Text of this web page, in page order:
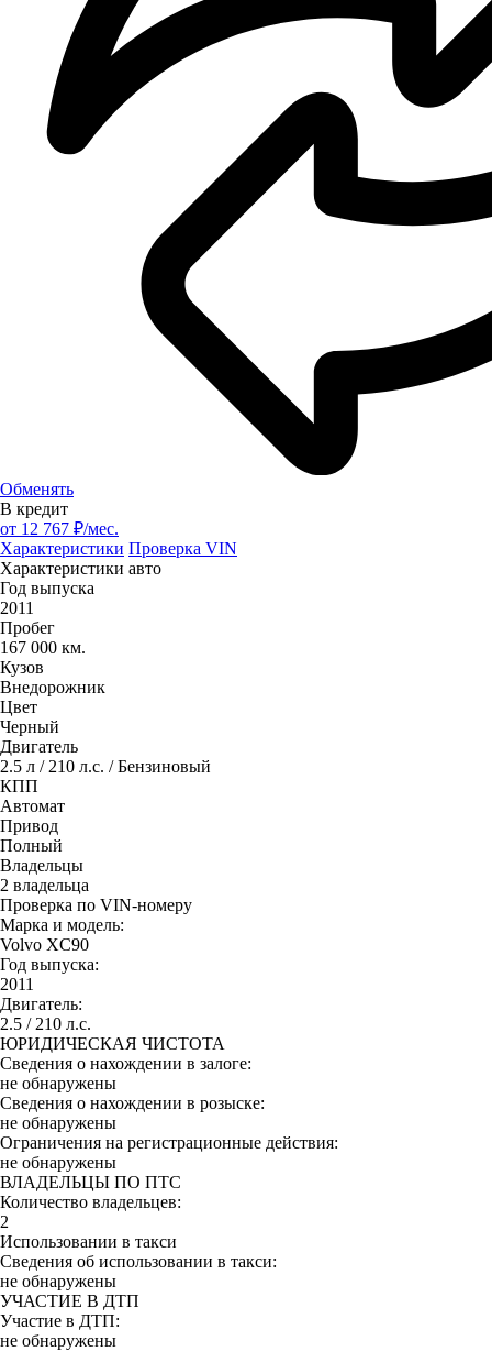
Обменять
В кредит
от 12 767 ₽/мес.
Характеристики Проверка VIN
Характеристики авто
Год выпуска
2011
Пробег
167 000 км.
Кузов
Внедорожник
Цвет
Черный
Двигатель
2.5 л / 210 л.с. / Бензиновый
КПП
Автомат
Привод
Полный
Владельцы
2 владельца
Проверка по VIN-номеру
Марка и модель:
Volvo XC90
Год выпуска:
2011
Двигатель:
2.5 / 210 л.с.
ЮРИДИЧЕСКАЯ ЧИСТОТА
Сведения о нахождении в залоге:
не обнаружены
Сведения о нахождении в розыске:
не обнаружены
Ограничения на регистрационные действия:
не обнаружены
ВЛАДЕЛЬЦЫ ПО ПТС
Количество владельцев:
2
Использовании в такси
Сведения об использовании в такси:
не обнаружены
УЧАСТИЕ В ДТП
Участие в ДТП:
не обнаружены